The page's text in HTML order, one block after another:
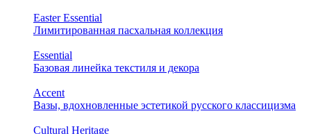
Easter Essential
Лимитированная пасхальная коллекция
Essential
Базовая линейка текстиля и декора
Accent
Вазы, вдохновленные эстетикой русского классицизма
Cultural Heritage